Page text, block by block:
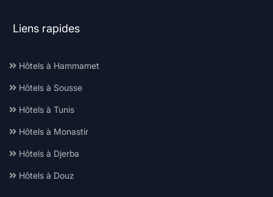
Liens rapides
Hôtels à Hammamet
Hôtels à Sousse
Hôtels à Tunis
Hôtels à Monastir
Hôtels à Djerba
Hôtels à Douz